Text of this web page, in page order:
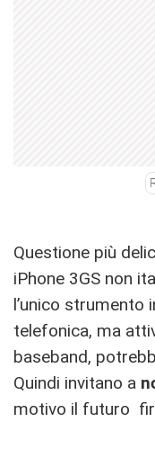
Questione più
iPhone 3GS non
l’unico strumento
telefonica, ma
baseband,
Quindi invitano a
motivo il futuro